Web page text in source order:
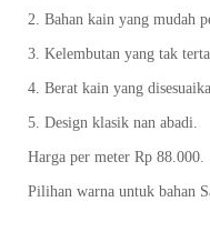
2. Bahan kain yang mudah
3. Kelembutan yang tak
4. Berat kain yang
5. Design klasik nan abadi.
Harga per meter Rp 88.000.
Pilihan warna untuk bahan